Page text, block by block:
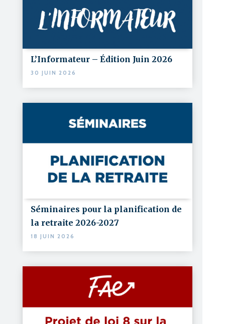
L’Informateur – Édition Juin 2026
30 JUIN 2026
Séminaires pour la planification de
la retraite 2026-2027
18 JUIN 2026